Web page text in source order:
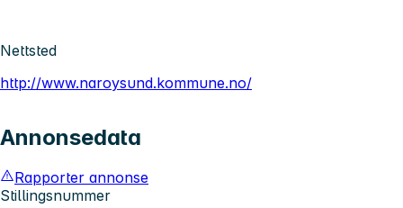
Nettsted
http://www.naroysund.kommune.no/
Annonsedata
Rapporter annonse
Stillingsnummer